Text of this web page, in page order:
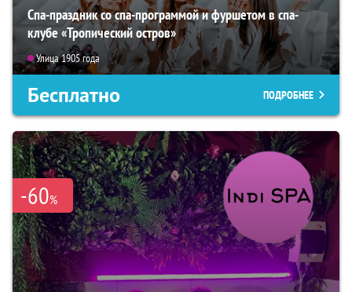
Спа-праздник со спа-программой и фуршетом в спа-
клубе «Тропический остров»
Улица 1905 года
Бесплатно ПОДРОБНЕЕ
-60%